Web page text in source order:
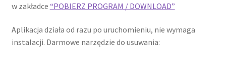
w zakładce “POBIERZ PROGRAM / DOWNLOAD”
Aplikacja działa od razu po uruchomieniu, nie wymaga
instalacji. Darmowe narzędzie do usuwania: